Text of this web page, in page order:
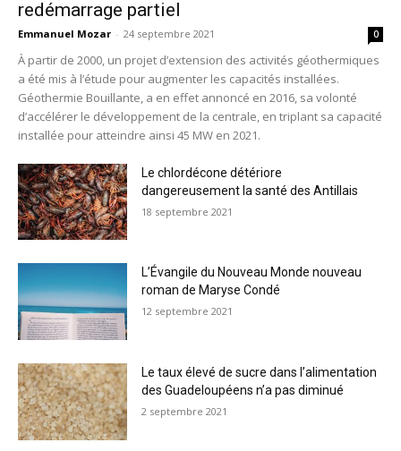
redémarrage partiel
Emmanuel Mozar - 24 septembre 2021 0
À partir de 2000, un projet d’extension des activités géothermiques
a été mis à l’étude pour augmenter les capacités installées.
Géothermie Bouillante, a en effet annoncé en 2016, sa volonté
d’accélérer le développement de la centrale, en triplant sa capacité
installée pour atteindre ainsi 45 MW en 2021.
Le chlordécone détériore
dangereusement la santé des Antillais
18 septembre 2021
L’Évangile du Nouveau Monde nouveau
roman de Maryse Condé
12 septembre 2021
Le taux élevé de sucre dans l’alimentation
des Guadeloupéens n’a pas diminué
2 septembre 2021